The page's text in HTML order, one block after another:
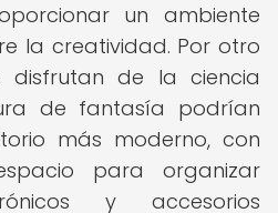
un ambiente
la creatividad. Por otro
disfrutan de la ciencia
de fantasía podrían
más moderno, con
para organizar
y accesorios